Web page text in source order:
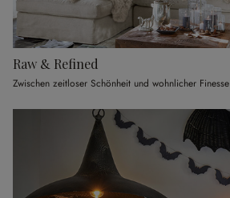
Raw & Refined
Zwischen zeitloser Schönheit und wohnlicher Finesse